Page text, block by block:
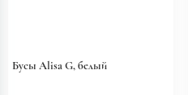
Бусы Alisa G, белый